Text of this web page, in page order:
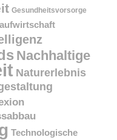
Gesundheitsvorsorge
Nachhaltige
Naturerlebnis
Technologische